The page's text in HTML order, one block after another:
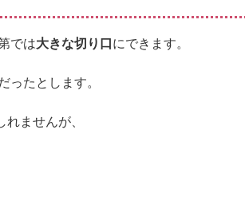
では大きな切り口にできます。
ったとします。
ませんが、